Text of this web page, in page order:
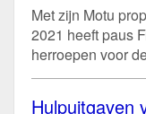
Met zijn Motu
2021 heeft paus
herroepen voor
Hulpuitgaven